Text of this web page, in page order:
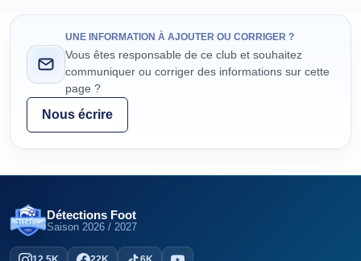
UNE INFORMATION À AJOUTER OU CORRIGER ?
Vous êtes responsable de ce club et souhaitez
communiquer ou corriger des informations sur cette
page ?
Nous écrire
Détections Foot
Saison 2026 / 2027